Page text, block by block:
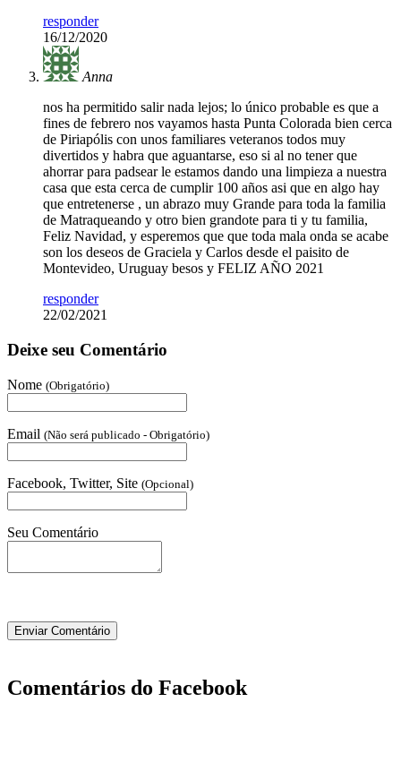
responder
16/12/2020
Anna
nos ha permitido salir nada lejos; lo único probable es que a
fines de febrero nos vayamos hasta Punta Colorada bien cerca
de Piriapólis con unos familiares veteranos todos muy
divertidos y habra que aguantarse, eso si al no tener que
ahorrar para padsear le estamos dando una limpieza a nuestra
casa que esta cerca de cumplir 100 años asi que en algo hay
que entretenerse , un abrazo muy Grande para toda la familia
de Matraqueando y otro bien grandote para ti y tu familia,
Feliz Navidad, y esperemos que que toda mala onda se acabe
son los deseos de Graciela y Carlos desde el paisito de
Montevideo, Uruguay besos y FELIZ AÑO 2021
responder
22/02/2021
Deixe seu Comentário
Nome (Obrigatório)
Email (Não será publicado - Obrigatório)
Facebook, Twitter, Site (Opcional)
Seu Comentário
Comentários do Facebook